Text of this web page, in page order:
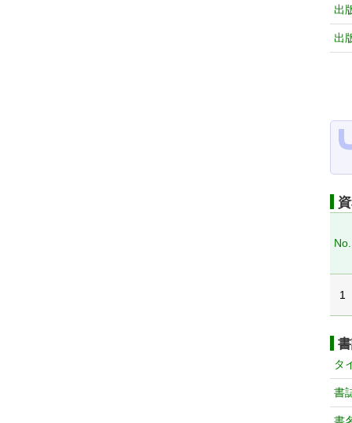
出
出
No.
1
タ
書